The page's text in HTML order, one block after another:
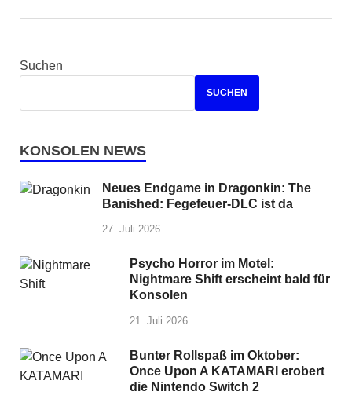
Suchen
SUCHEN
KONSOLEN NEWS
Neues Endgame in Dragonkin: The
Banished: Fegefeuer-DLC ist da
27. Juli 2026
Psycho Horror im Motel:
Nightmare Shift erscheint bald für
Konsolen
21. Juli 2026
Bunter Rollspaß im Oktober:
Once Upon A KATAMARI erobert
die Nintendo Switch 2